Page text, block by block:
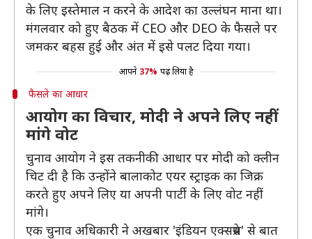
के लिए इस्तेमाल न करने के आदेश का उल्लंघन माना था।
मंगलवार को हुए बैठक में CEO और DEO के फैसले पर
जमकर बहस हुई और अंत में इसे पलट दिया गया।
आपने 37% पढ़ लिया है
फैसले का आधार
आयोग का विचार, मोदी ने अपने लिए नहीं
मांगे वोट
चुनाव आयोग ने इस तकनीकी आधार पर मोदी को क्लीन
चिट दी है कि उन्होंने बालाकोट एयर स्ट्राइक का जिक्र
करते हुए अपने लिए या अपनी पार्टी के लिए वोट नहीं
मांगे।
एक चुनाव अधिकारी ने अखबार 'इंडियन एक्सप्रेस' से बात